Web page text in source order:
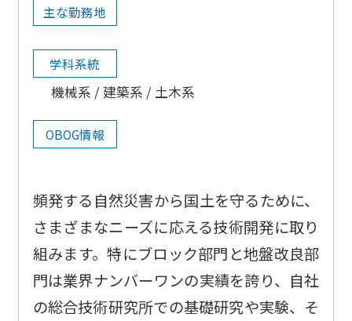
主な勤務地
学科系統
機械系 建築系 土木系
OBOG情報
頻発する自然災害から国土を守るために、
さまざまなニーズに応える技術開発に取り
組みます。特にブロック部門と地盤改良部
門は業界ナンバーワンの実績を誇り、自社
の総合技術研究所での基礎研究や実験、そ